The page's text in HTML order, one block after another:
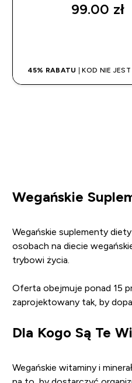
99.00 zł‎
45% RABATU | KOD NIE
Wegańskie
Wegańskie suplementy
osobach na diecie
trybowi życia.
Oferta obejmuje ponad 15
zaprojektowany tak, by
Dla Kogo Są Te
Wegańskie witaminy i